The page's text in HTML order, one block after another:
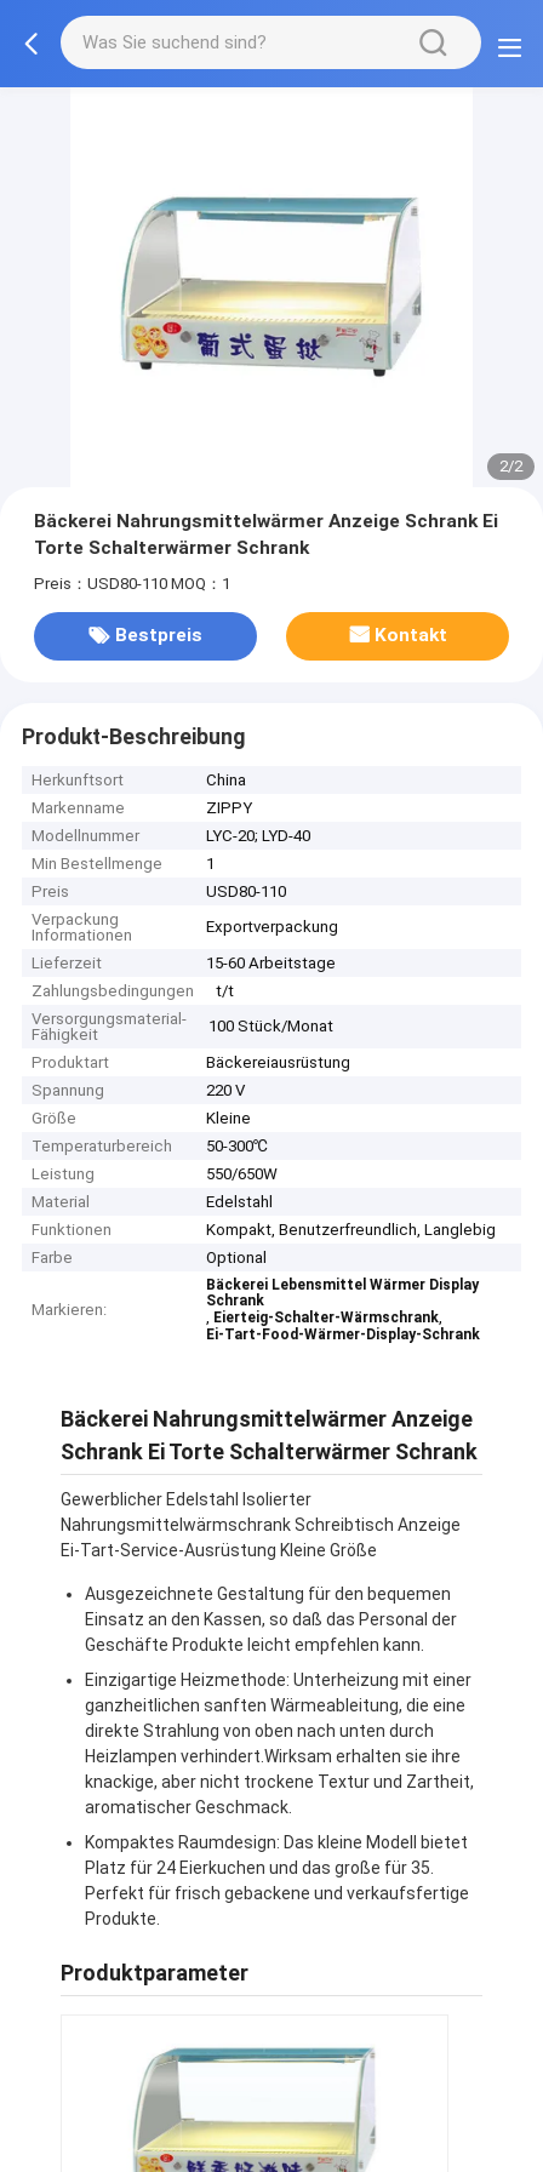
2/2
Bäckerei Nahrungsmittelwärmer Anzeige Schrank Ei
Torte Schalterwärmer Schrank
Preis：USD80-110 MOQ：1
Bestpreis Kontakt
Produkt-Beschreibung
Herkunftsort
China
Markenname
ZIPPY
Modellnummer
LYC-20; LYD-40
Min Bestellmenge
1
Preis
USD80-110
Verpackung
Informationen
Exportverpackung
Lieferzeit
15-60 Arbeitstage
Zahlungsbedingungen
t/t
Versorgungsmaterial-
Fähigkeit
100 Stück/Monat
Produktart
Bäckereiausrüstung
Spannung
220 V
Größe
Kleine
Temperaturbereich
50-300℃
Leistung
550/650W
Material
Edelstahl
Funktionen
Kompakt, Benutzerfreundlich, Langlebig
Farbe
Optional
Markieren:
Bäckerei Lebensmittel Wärmer Display
Schrank
, Eierteig-Schalter-Wärmschrank,
Ei-Tart-Food-Wärmer-Display-Schrank
Bäckerei Nahrungsmittelwärmer Anzeige
Schrank Ei Torte Schalterwärmer Schrank
Gewerblicher Edelstahl Isolierter
Nahrungsmittelwärmschrank Schreibtisch Anzeige
Ei-Tart-Service-Ausrüstung Kleine Größe
Ausgezeichnete Gestaltung für den bequemen
Einsatz an den Kassen, so daß das Personal der
Geschäfte Produkte leicht empfehlen kann.
Einzigartige Heizmethode: Unterheizung mit einer
ganzheitlichen sanften Wärmeableitung, die eine
direkte Strahlung von oben nach unten durch
Heizlampen verhindert.Wirksam erhalten sie ihre
knackige, aber nicht trockene Textur und Zartheit,
aromatischer Geschmack.
Kompaktes Raumdesign: Das kleine Modell bietet
Platz für 24 Eierkuchen und das große für 35.
Perfekt für frisch gebackene und verkaufsfertige
Produkte.
Produktparameter